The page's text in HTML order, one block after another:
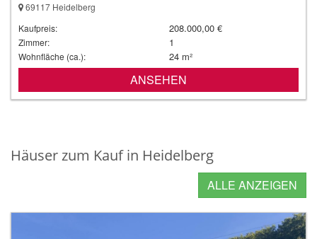
69117 Heidelberg
Kaufpreis:
208.000,00 €
Zimmer: 1
Wohnfläche (ca.): 24 m²
ANSEHEN
Häuser zum Kauf in Heidelberg
ALLE ANZEIGEN